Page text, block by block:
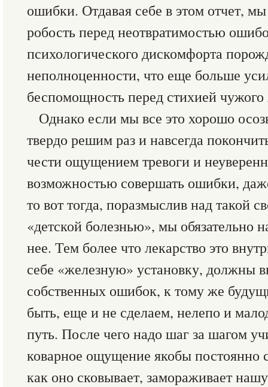
ошибки. Отдавая себе в этом отчет,
робость перед неотвратимостью
психологического дискомфорта
неполноценности, что еще больше
беспомощность перед стихией чужого
Однако если мы все это хорошо
твердо решим раз и навсегда
чести ощущением тревоги и
возможностью совершать ошибки,
то вот тогда, поразмыслив над такой
«детской болезнью», мы обязательно
нее. Тем более что лекарство это
себе «железную» установку, должны
собственных ошибок, к тому же
быть, еще и не сделаем, нелепо и
путь. После чего надо шаг за шагом
коварное ощущение якобы
как оно сковывает, замораживает